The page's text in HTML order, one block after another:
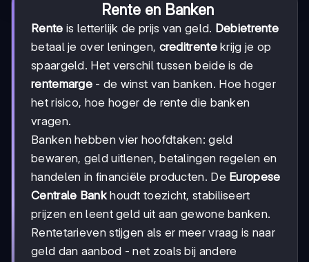
Rente en Banken
Rente is letterlijk de prijs van geld. Debietrente
betaal je over leningen, creditrentekrijg je op
spaargeld. Het verschil tussen beide is de
rentemarge - de winst van banken. Hoe hoger
het risico, hoe hoger de rente die banken
vragen.
Banken hebben vier hoofdtaken: geld
bewaren, geld uitlenen, betalingen regelen en
handelen in financiële producten. De Europese
Centrale Bankhoudt toezicht, stabiliseert
prijzen en leent geld uit aan gewone banken.
Rentetarieven stijgen als er meer vraag is naar
geld dan aanbod - net zoals bij andere